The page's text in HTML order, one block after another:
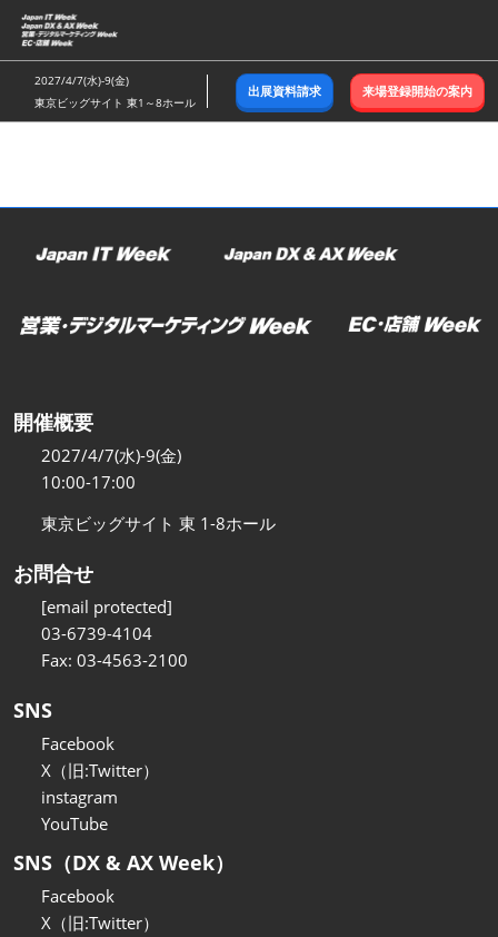
ス
キ
ッ
し
む
2027/4/7(水)-9(金)
東京ビッグサイト 東1～8ホール
出展資料請求 来場登録開始の案内
開催概要
2027/4/7(水)-9(金)
10:00-17:00
東京ビッグサイト 東 1-8ホール
お問合せ
[email protected]
03-6739-4104
Fax: 03-4563-2100
SNS
Facebook
X（旧:Twitter）
instagram
YouTube
SNS（DX & AX Week）
Facebook
X（旧:Twitter）